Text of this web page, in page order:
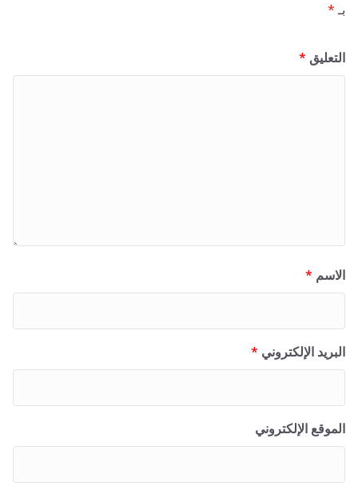
بـ*
التعليق *
الاسم *
البريد الإلكتروني *
الموقع الإلكتروني